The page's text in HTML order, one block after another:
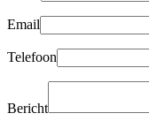
Email
Telefoon
Bericht